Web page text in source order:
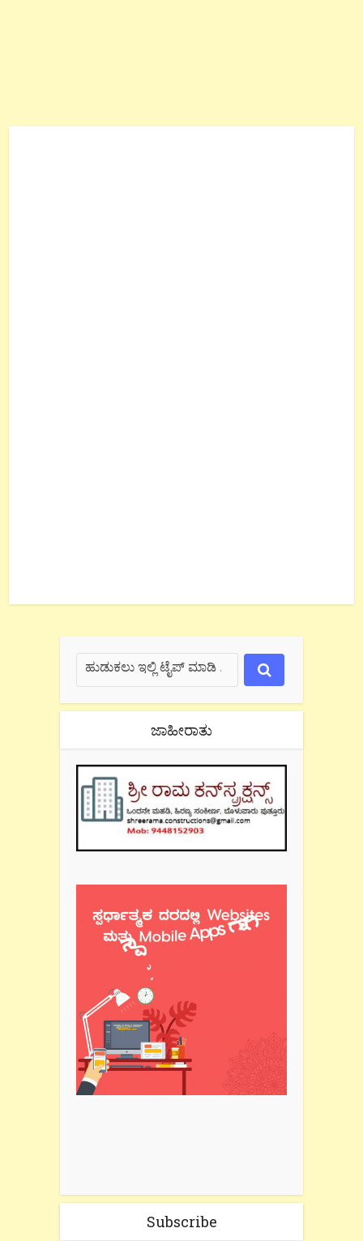
ಜಾಹೀರಾತು
Subscribe